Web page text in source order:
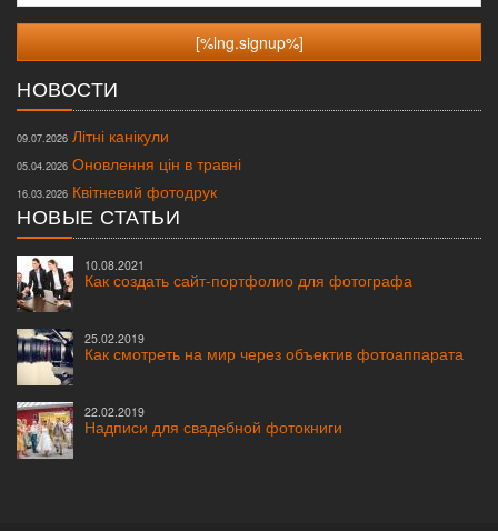
НОВОСТИ
09.07.2026 Літні канікули
05.04.2026 Оновлення цін в травні
16.03.2026 Квітневий фотодрук
НОВЫЕ СТАТЬИ
10.08.2021
Как создать сайт-портфолио для фотографа
25.02.2019
Как смотреть на мир через объектив фотоаппарата
22.02.2019
Надписи для свадебной фотокниги